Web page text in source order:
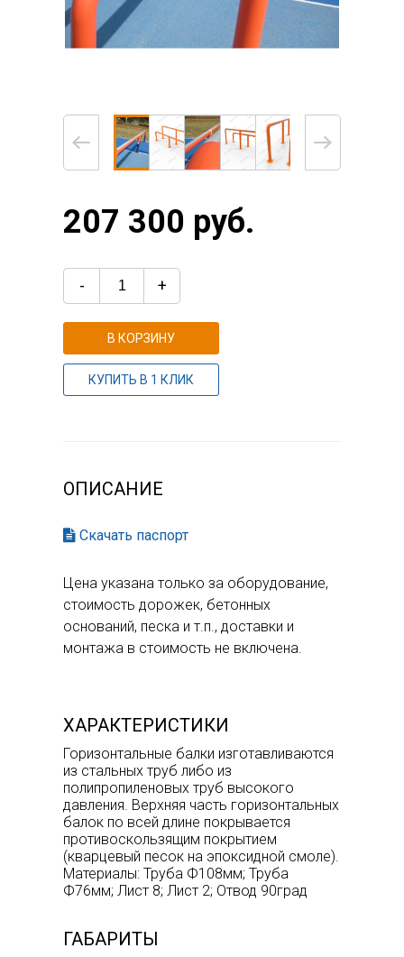
207 300 руб.
- +
В КОРЗИНУ
КУПИТЬ В 1 КЛИК
ОПИСАНИЕ
Скачать паспорт
Цена указана только за оборудование,
стоимость дорожек, бетонных
оснований, песка и т.п., доставки и
монтажа в стоимость не включена.
ХАРАКТЕРИСТИКИ
Горизонтальные балки изготавливаются
из стальных труб либо из
полипропиленовых труб высокого
давления. Верхняя часть горизонтальных
балок по всей длине покрывается
противоскользящим покрытием
(кварцевый песок на эпоксидной смоле).
Материалы: Труба Ф108мм; Труба
Ф76мм; Лист 8; Лист 2; Отвод 90град
ГАБАРИТЫ